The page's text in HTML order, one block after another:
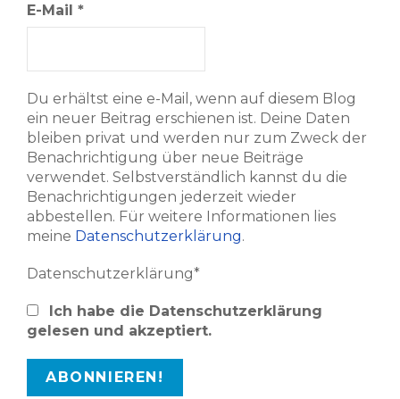
E-Mail *
Du erhältst eine e-Mail, wenn auf diesem Blog
ein neuer Beitrag erschienen ist. Deine Daten
bleiben privat und werden nur zum Zweck der
Benachrichtigung über neue Beiträge
verwendet. Selbstverständlich kannst du die
Benachrichtigungen jederzeit wieder
abbestellen. Für weitere Informationen lies
meine Datenschutzerklärung.
Datenschutzerklärung*
Ich habe die Datenschutzerklärung
gelesen und akzeptiert.